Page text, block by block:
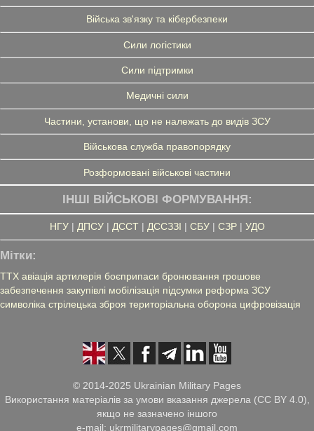
Війська зв'язку та кібербезпеки
Сили логістики
Сили підтримки
Медичні сили
Частини, установи, що не належать до видів ЗСУ
Військова служба правопорядку
Розформовані військові частини
ІНШІ ВІЙСЬКОВІ ФОРМУВАННЯ:
НГУ| ДПСУ| ДССТ| ДССЗЗІ | СБУ| СЗР| УДО
Мітки:
ТТХ авіація артилерія боєприпаси бронювання грошове
забезпечення закупівлі мобілізація підсумки реформа ЗСУ
символіка стрілецька зброя територіальна оборона цифровізація
© 2014-2025 Ukrainian Military Pages
Використання матеріалів за умови вказання джерела (CC BY 4.0),
якщо не зазначено іншого
e-mail: ukrmilitarypages@gmail.com